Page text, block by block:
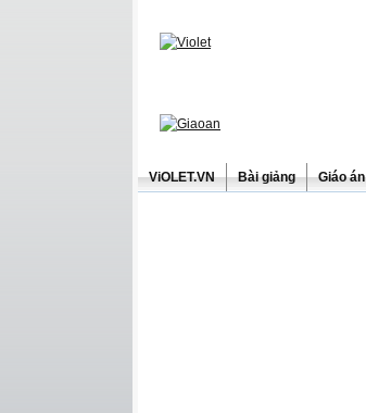
ViOLET.VN Bài giảng Giáo án